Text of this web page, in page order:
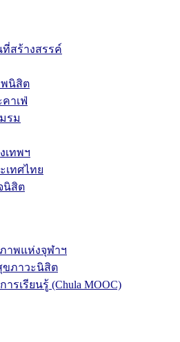
สร้างสรรค์
นิสิต
าเฟ่
รม
เทพฯ
เทศไทย
นิสิต
าพแห่งจุฬาฯ
ขภาวะนิสิต
รเรียนรู้ (Chula MOOC)